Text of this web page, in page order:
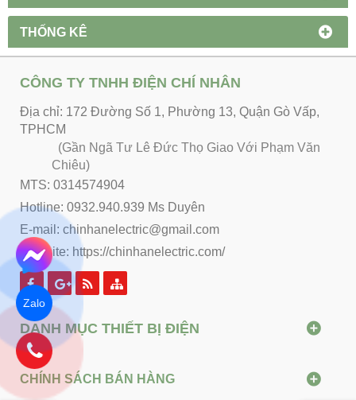
THỐNG KÊ
CÔNG TY TNHH ĐIỆN CHÍ NHÂN
Địa chỉ: 172 Đường Số 1, Phường 13, Quận Gò Vấp,
TPHCM
(Gần Ngã Tư Lê Đức Thọ Giao Với Phạm Văn
Chiêu)
MTS: 0314574904
Hotline: 0932.940.939 Ms Duyên
E-mail: chinhanelectric@gmail.com
Website: https://chinhanelectric.com/
DANH MỤC THIẾT BỊ ĐIỆN
CHÍNH SÁCH BÁN HÀNG
Zalo